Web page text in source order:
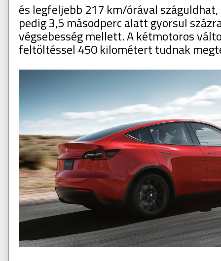
és legfeljebb 217 km/órával
pedig 3,5 másodperc alatt gyorsul
végsebesség mellett. A kétmotoros
feltöltéssel 450 kilométert tudnak